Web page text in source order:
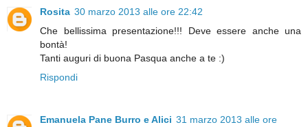
Rosita 30 marzo 2013 alle ore 22:42
Che bellissima presentazione!!! Deve essere anche una
bontà!
Tanti auguri di buona Pasqua anche a te :)
Rispondi
Emanuela Pane Burro e Alici 31 marzo 2013 alle ore